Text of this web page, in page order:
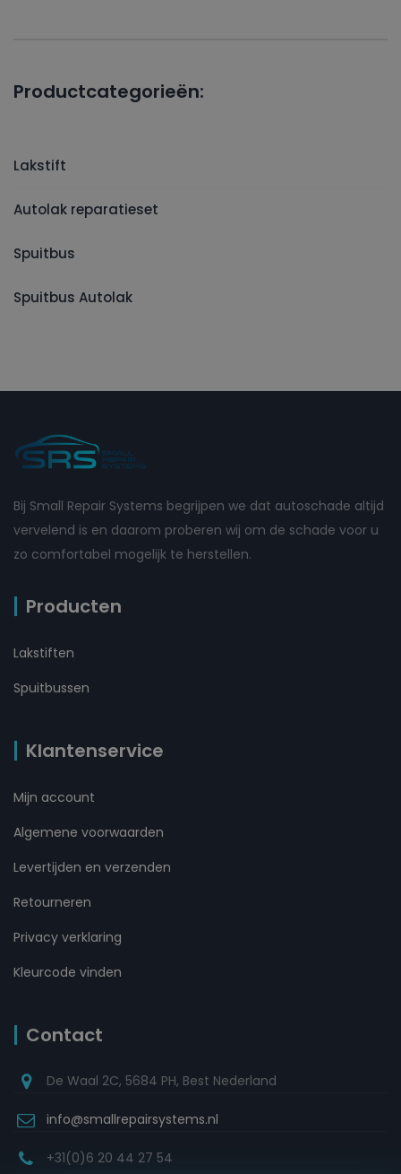
Productcategorieën:
Lakstift
Autolak reparatieset
Spuitbus
Spuitbus Autolak
Bij Small Repair Systems begrijpen we dat autoschade altijd
vervelend is en daarom proberen wij om de schade voor u
zo comfortabel mogelijk te herstellen.
Producten
Lakstiften
Spuitbussen
Klantenservice
Mijn account
Algemene voorwaarden
Levertijden en verzenden
Retourneren
Privacy verklaring
Kleurcode vinden
Contact
De Waal 2C, 5684 PH, Best Nederland
info@smallrepairsystems.nl
+31(0)6 20 44 27 54